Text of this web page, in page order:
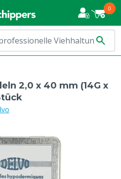
0
2,0 x 40 mm (14G x